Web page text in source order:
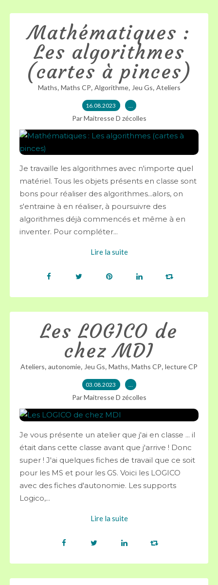
Mathématiques :
Les algorithmes
(cartes à pinces)
Maths, Maths CP, Algorithme, Jeu Gs, Ateliers
16.08.2023 …
Par Maitresse D zécolles
Je travaille les algorithmes avec n'importe quel
matériel. Tous les objets présents en classe sont
bons pour réaliser des algorithmes...alors, on
s'entraine à en réaliser, à poursuivre des
algorithmes déjà commencés et même à en
inventer. Pour compléter...
Lire la suite
Les LOGICO de
chez MDI
Ateliers, autonomie, Jeu Gs, Maths, Maths CP, lecture CP
03.08.2023 …
Par Maitresse D zécolles
Je vous présente un atelier que j'ai en classe ... il
était dans cette classe avant que j'arrive ! Donc
super ! J'ai quelques fiches de travail que ce soit
pour les MS et pour les GS. Voici les LOGICO
avec des fiches d'autonomie. Les supports
Logico,...
Lire la suite